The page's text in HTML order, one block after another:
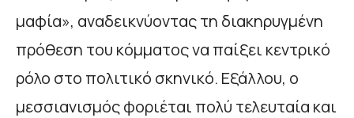
μαφία», αναδεικνύοντας τη διακηρυγμένη
πρόθεση του κόμματος να παίξει κεντρικό
ρόλο στο πολιτικό σκηνικό. Εξάλλου, ο
μεσσιανισμός φοριέται πολύ τελευταία και